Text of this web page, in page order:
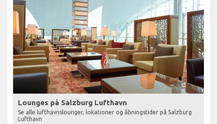
Lounges på Salzburg Lufthavn
Se alle lufthavnslounger, lokationer og åbningstider på Salzburg
Lufthavn